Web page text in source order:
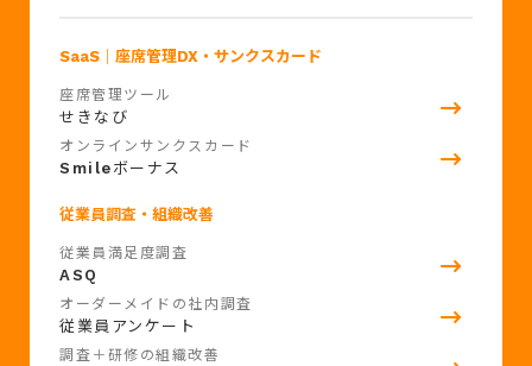
SaaS ｜座席管理DX・サンクスカード
座席管理ツール
せきなび
オンラインサンクスカード
Smile ボーナス
従業員調査・組織改善
従業員満足度調査
ASQ
オーダーメイドの社内調査
従業員アンケート
調査＋研修の組織改善